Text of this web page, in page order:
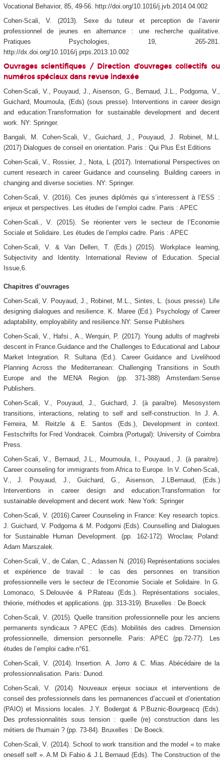
Vocational Behavior, 85, 49-56. http://doi.org/10.1016/j.jvb.2014.04.002
Cohen-Scali, V. (2013). Sexe du tuteur et perception de l’avenir
professionnel de jeunes en alternance : une recherche qualitative.
Pratiques Psychologies, 19, 265-281.
http://dx.doi.org/10.1016/j.prps.2013.10.002
Ouvrages scientifiques / Direction d’ouvrages collectifs ou
numéros spéciaux dans revue indexée
Cohen-Scali, V., Pouyaud, J., Aisenson, G., Bernaud, J.L., Podgorna, V.,
Guichard, Moumoula, (Eds) (sous presse). Interventions in career design
and education:Transformation for sustainable development and decent
work. NY: Springer.
Bangali, M. Cohen-Scali, V., Guichard, J., Pouyaud, J. Robinet, M.L.
(2017) Dialogues de conseil en orientation. Paris : Qui Plus Est Editions
Cohen-Scali, V., Rossier, J., Nota, L (2017). International Perspectives on
current research in career Guidance and counseling. Building careers in
changing and diverse societies. NY: Springer.
Cohen-Scali, V. (2016). Ces jeunes diplômés qui s’interessent à l’ESS :
enjeux et perspectives. Les études de l’emploi cadre. Paris : APEC
Cohen-Scali., V. (2015). Se réorienter vers le secteur de l’Economie
Sociale et Solidaire. Les études de l’emploi cadre. Paris : APEC
Cohen-Scali, V. & Van Dellen, T. (Eds.) (2015). Workplace learning,
Subjectivity and Identity. International Review of Education. Special
Issue,6.
Chapitres d’ouvrages
Cohen-Scali, V. Pouyaud, J., Robinet, M.L., Sintes, L. (sous presse). Life
designing dialogues and resilience. K. Maree (Ed.). Psychology of Career
adaptability, employability and resilience.NY: Sense Publishers
Cohen-Scali, V., Hafsi., A., Werquin, P. (2017). Young adults of maghrebi
descent in France.Guidance and the Challenges to Educational and Labour
Market Integration. R. Sultana (Ed.). Career Guidance and Livelihood
Planning Across the Mediterranean: Challenging Transitions in South
Europe and the MENA Region. (pp. 371-388) Amsterdam:Sense
Publishers.
Cohen-Scali, V., Pouyaud, J., Guichard, J. (à paraître). Mesosystem
transitions, interactions, relating to self and self-construction. In J. A.
Ferreira, M. Reitzle & E. Santos (Eds.), Development in context.
Festschrifts for Fred Vondracek. Coimbra (Portugal): University of Coimbra
Press.
Cohen-Scali, V., Bernaud, J.L., Moumoula, I., Pouyaud., J. (à paraitre).
Career counseling for immigrants from Africa to Europe. In V. Cohen-Scali,
V., J. Pouyaud, J., Guichard, G., Aisenson, J.LBernaud, (Eds.)
Interventions in career design and education:Transformation for
sustainable development and decent work. New York: Springer
Cohen-Scali, V. (2016).Career Counseling in France: Key research topics.
J. Guichard, V. Podgorna & M. Podgorni (Eds). Counselling and Dialogues
for Sustainable Human Development. (pp. 162-172). Wroclaw, Poland:
Adam Marszalek.
Cohen-Scali, V., de Calan, C., Adassen N. (2016) Représentations sociales
et expérience de travail : le cas des personnes en transition
professionnelle vers le secteur de l’Economie Sociale et Solidaire. In G.
Lomonaco, S.Delouvée & P.Rateau (Eds.). Représentations sociales,
théorie, méthodes et applications. (pp. 313-319). Bruxelles : De Boeck
Cohen-Scali, V. (2015). Quelle transition professionnelle pour les anciens
permanents syndicaux ? APEC (Eds). Mobilités des cadres. Dimension
professionnelle, dimension personnelle. Paris: APEC (pp.72-77). Les
études de l’emploi cadre.n°61.
Cohen-Scali, V. (2014). Insertion. A. Jorro & C. Mias. Abécédaire de la
professionnalisation. Paris: Dunod.
Cohen-Scali, V. (2014). Nouveaux enjeux sociaux et interventions de
conseil des professionnels dans les permanences d’accueil et d’orientation
(PAIO) et Missions locales. J.Y. Bodergat & P.Buznic-Bourgeacq (Eds).
Des professionnalités sous tension : quelle (re) construction dans les
métiers de l'humain ? (pp. 73-84). Bruxelles : De Boeck.
Cohen-Scali, V. (2014). School to work transition and the model « to make
oneself self ». A.M Di Fabio & J.L Bernaud (Eds). The Construction of the